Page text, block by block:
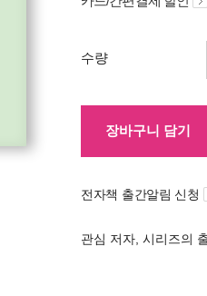
수량
장바구니 담기
전자책 출간알림 신청
관심 저자, 시리즈의